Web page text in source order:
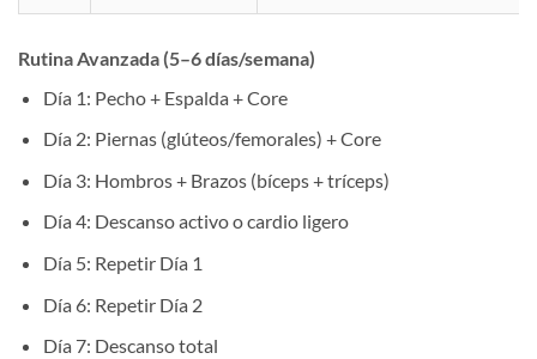
Rutina Avanzada (5–6 días/semana)
Día 1: Pecho + Espalda + Core
Día 2: Piernas (glúteos/femorales) + Core
Día 3: Hombros + Brazos (bíceps + tríceps)
Día 4: Descanso activo o cardio ligero
Día 5: Repetir Día 1
Día 6: Repetir Día 2
Día 7: Descanso total